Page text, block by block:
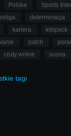
Polska
Sports
determinacja
kariera
kitspack
patch
rzuty wolne
scena
tagi